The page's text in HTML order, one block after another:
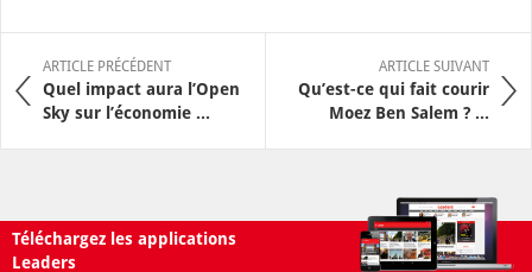
ARTICLE PRÉCÉDENT
Quel impact aura l’Open
Sky sur l’économie ...
ARTICLE SUIVANT
Qu’est-ce qui fait courir
Moez Ben Salem ? ...
Téléchargez les applications
Leaders